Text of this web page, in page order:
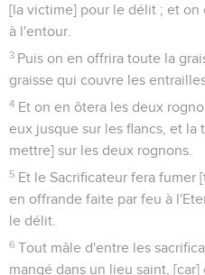
[la victime] pour le délit ; et on
à l'entour.
3 Puis on en offrira toute la
graisse qui couvre les
4 Et on en ôtera les deux
eux jusque sur les flancs, et la
mettre] sur les deux rognons.
5 Et le Sacrificateur fera fumer
en offrande faite par feu à
le délit.
6 Tout mâle d'entre les
mangé dans un lieu saint,